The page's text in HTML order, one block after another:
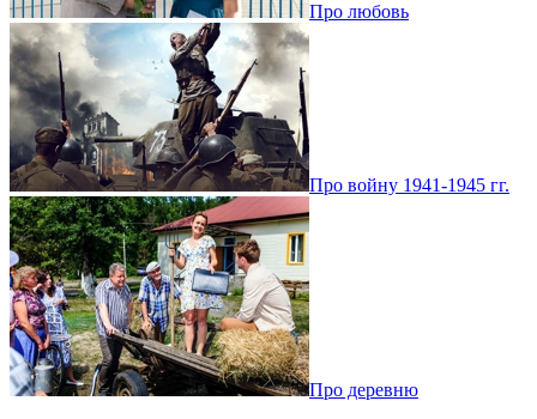
Про любовь
Про войну 1941-1945 гг.
Про деревню